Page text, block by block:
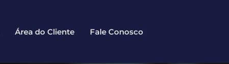
Área do Cliente Fale Conosco